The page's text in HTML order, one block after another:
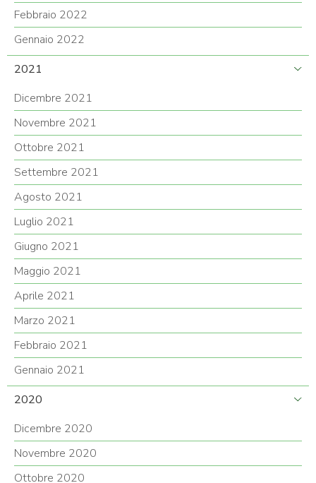
Febbraio 2022
Gennaio 2022
2021
Dicembre 2021
Novembre 2021
Ottobre 2021
Settembre 2021
Agosto 2021
Luglio 2021
Giugno 2021
Maggio 2021
Aprile 2021
Marzo 2021
Febbraio 2021
Gennaio 2021
2020
Dicembre 2020
Novembre 2020
Ottobre 2020